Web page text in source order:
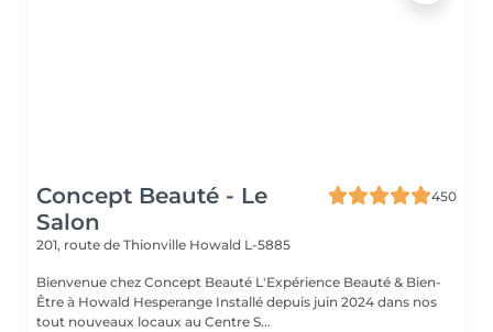
Concept Beauté - Le
Salon
450
201, route de Thionville Howald L-5885
Bienvenue chez Concept Beauté L'Expérience Beauté & Bien-
Être à Howald Hesperange Installé depuis juin 2024 dans nos
tout nouveaux locaux au Centre S...